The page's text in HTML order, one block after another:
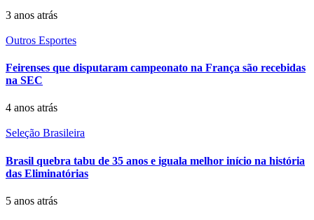
3 anos atrás
Outros Esportes
Feirenses que disputaram campeonato na França são recebidas
na SEC
4 anos atrás
Seleção Brasileira
Brasil quebra tabu de 35 anos e iguala melhor início na história
das Eliminatórias
5 anos atrás